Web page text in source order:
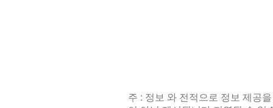
주 : 정보 와 전적으로 정보 제공